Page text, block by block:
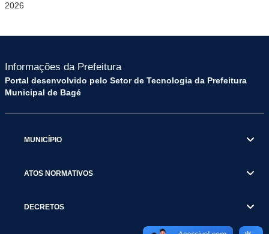
2026
Informações da Prefeitura
Portal desenvolvido pelo Setor de Tecnologia da Prefeitura
Municipal de Bagé
MUNICÍPIO
ATOS NORMATIVOS
DECRETOS